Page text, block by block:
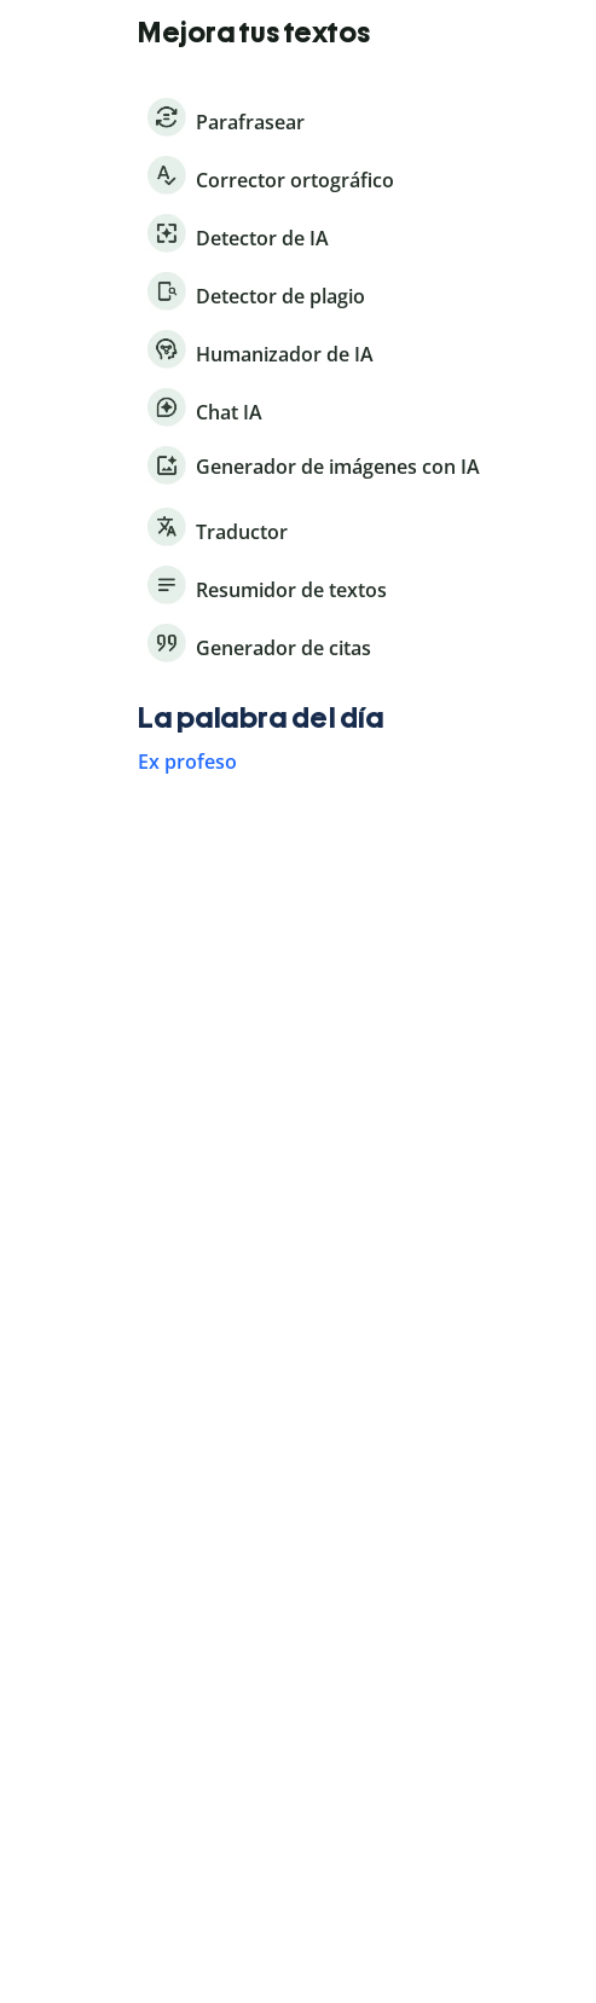
Mejora tus textos
Parafrasear
Corrector ortográfico
Detector de IA
Detector de plagio
Humanizador de IA
Chat IA
Generador de imágenes con IA
Traductor
Resumidor de textos
Generador de citas
La palabra del día
Ex profeso